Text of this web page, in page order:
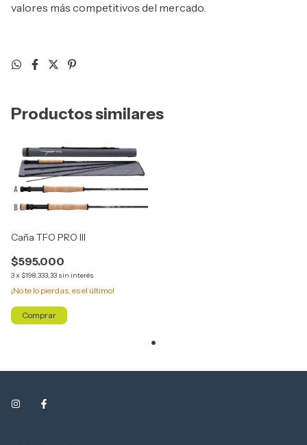
valores más competitivos del mercado.
Productos similares
Caña TFO PRO III
$595.000
3x $198.333,33 sin interés
¡No te lo pierdas, es el último!
Comprar